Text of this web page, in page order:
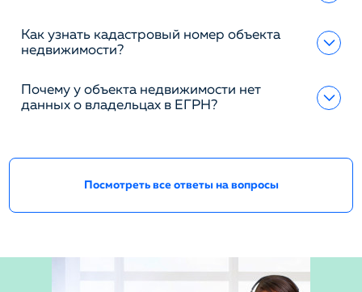
Как узнать кадастровый номер объекта
недвижимости?
Почему у объекта недвижимости нет
данных о владельцах в ЕГРН?
Посмотреть все ответы на вопросы